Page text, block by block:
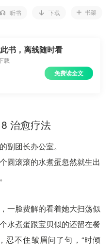
听书 下载 书架
书，离线随时看
载
免费读全文
治愈疗法
副团长办公室。
圆滚滚的水煮蛋忽然就生出
一脸费解的看着她大扫荡似
水煮蛋跟宝贝似的还留在餐
忍不住皱眉问了句，“时倾